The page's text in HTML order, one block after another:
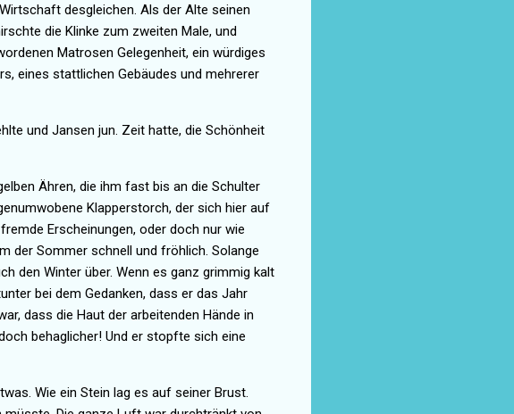
desgleichen. Als der Alte seinen
die Klinke zum zweiten Male, und
Matrosen Gelegenheit, ein würdiges
eines stattlichen Gebäudes und mehrerer
und Jansen jun. Zeit hatte, die Schönheit
Ähren, die ihm fast bis an die Schulter
Klapperstorch, der sich hier auf
Erscheinungen, oder doch nur wie
der Sommer schnell und fröhlich. Solange
den Winter über. Wenn es ganz grimmig kalt
bei dem Gedanken, dass er das Jahr
dass die Haut der arbeitenden Hände in
behaglicher! Und er stopfte sich eine
Wie ein Stein lag es auf seiner Brust.